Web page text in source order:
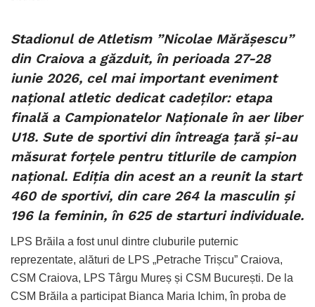
Stadionul de Atletism ”Nicolae Mărășescu”
din Craiova a găzduit, în perioada 27-28
iunie 2026, cel mai important eveniment
național atletic dedicat cadeților: etapa
finală a Campionatelor Naționale în aer liber
U18. Sute de sportivi din întreaga țară și-au
măsurat forțele pentru titlurile de campion
național. Ediția din acest an a reunit la start
460 de sportivi, din care 264 la masculin și
196 la feminin, în 625 de starturi individuale.
LPS Brăila a fost unul dintre cluburile puternic
reprezentate, alături de LPS „Petrache Trișcu” Craiova,
CSM Craiova, LPS Târgu Mureș și CSM București. De la
CSM Brăila a participat Bianca Maria Ichim, în proba de